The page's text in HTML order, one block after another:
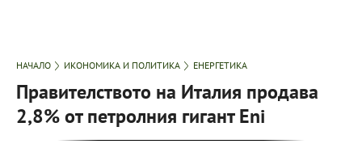
НАЧАЛО ИКОНОМИКА И ПОЛИТИКА ЕНЕРГЕТИКА
Правителството на Италия продава
2,8% от петролния гигант Eni